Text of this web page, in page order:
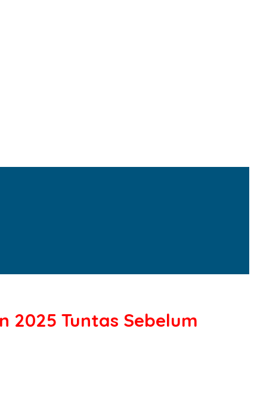
2025 Tuntas Sebelum